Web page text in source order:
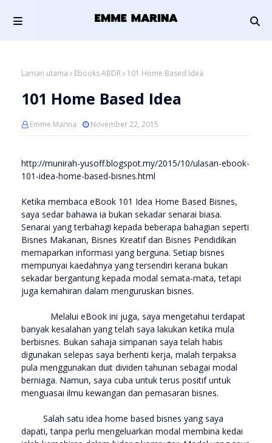
Laman utama Ebooks ABDR 101 Home Based Idea
101 Home Based Idea
Emme Marina November 22, 2015
http://munirah-yusoff.blogspot.my/2015/10/ulasan-ebook-
101-idea-home-based-bisnes.html
Ketika membaca eBook 101 Idea Home Based Bisnes,
saya sedar bahawa ia bukan sekadar senarai biasa.
Senarai yang terbahagi kepada beberapa bahagian seperti
Bisnes Makanan, Bisnes Kreatif dan Bisnes Pendidikan
memaparkan informasi yang berguna. Setiap bisnes
mempunyai kaedahnya yang tersendiri kerana bukan
sekadar bergantung kepada modal semata-mata, tetapi
juga kemahiran dalam menguruskan bisnes.
Melalui eBook ini juga, saya mengetahui terdapat
banyak kesalahan yang telah saya lakukan ketika mula
berbisnes. Bukan sahaja simpanan saya telah habis
digunakan selepas saya berhenti kerja, malah terpaksa
pula menggunakan duit dividen tahunan sebagai modal
berniaga. Namun, saya cuba untuk terus positif untuk
menguasai ilmu kewangan dan pemasaran bisnes.
Salah satu idea home based bisnes yang saya
dapati, tanpa perlu mengeluarkan modal membina kedai